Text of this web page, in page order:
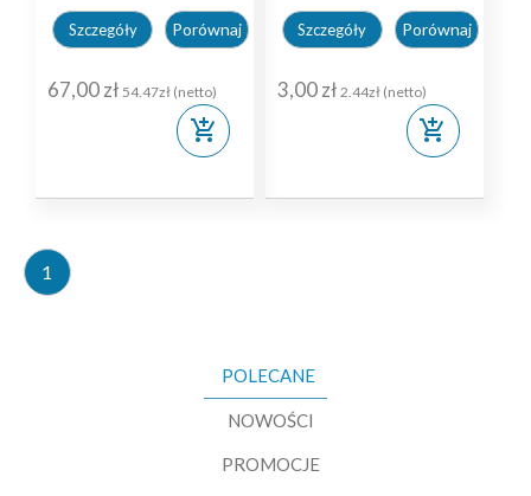
Szczegóły Porównaj
67,00 zł 54.47zł (netto)
add_shopping_cart
Szczegóły Porównaj
3,00 zł 2.44zł (netto)
add_shopping_cart
1
POLECANE
NOWOŚCI
PROMOCJE